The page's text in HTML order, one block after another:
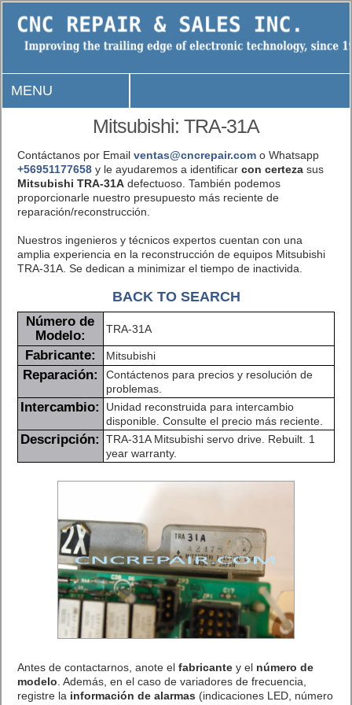
MENU
Mitsubishi: TRA-31A
Contáctanos por Email ventas@cncrepair.como Whatsapp
+56951177658y le ayudaremos a identificar con certezasus
Mitsubishi TRA-31Adefectuoso. También podemos
proporcionarle nuestro presupuesto más reciente de
reparación/reconstrucción.
Nuestros ingenieros y técnicos expertos cuentan con una
amplia experiencia en la reconstrucción de equipos Mitsubishi
TRA-31A. Se dedican a minimizar el tiempo de inactivida.
BACK TO SEARCH
Número de
Modelo:
TRA-31A
Fabricante: Mitsubishi
Reparación:
Contáctenos para precios y resolución de
problemas.
Intercambio:
Unidad reconstruida para intercambio
disponible. Consulte el precio más reciente.
Descripción:
TRA-31A Mitsubishi servo drive. Rebuilt. 1
year warranty.
Antes de contactarnos, anote el fabricantey el número de
modelo. Además, en el caso de variadores de frecuencia,
registre la información de alarmas (indicaciones LED, número